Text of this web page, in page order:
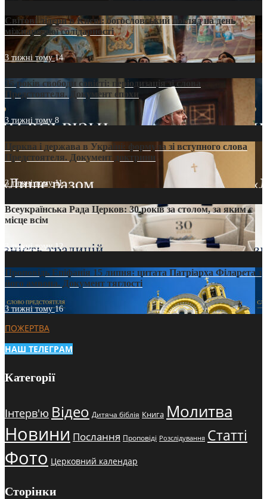
Світові лідери в Києві: богословський погляд на день
міжнародної солідарності
3 тижні тому14
35 років свободи совісті: періодизація зі слова
Предстоятеля. Документ епохи
3 тижні тому 8
Церква і держава в Україні: формула зі вступного слова
Предстоятеля. Документ доктрини
3 тижні тому11
Всеукраїнська Рада Церков: 30 років за столом, за яким є
місце всім
3 тижні тому12
Проповідь Епіфанія 15 липня: цитата Патріарха Філарета з
його амвона. Документ тяглості
3 тижні тому16
ПОЖЕРТВА
НАШ ТЕЛЕГРАМ
Категорії
Інтерв'ю Відео Дитяча біблія Книга Молитва
Новини Послання Проповіді Розслідування Статті
Фото Церковний календар
Сторінки